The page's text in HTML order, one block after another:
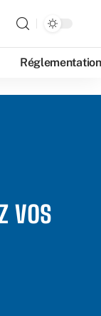
Réglementation
vos